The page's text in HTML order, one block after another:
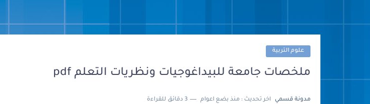
علوم التربية
ملخصات جامعة للبيداغوجيات ونظريات التعلم pdf
مدونة قسمي اخر تحديث : منذ بضع اعوام 3 دقائق للقراءة